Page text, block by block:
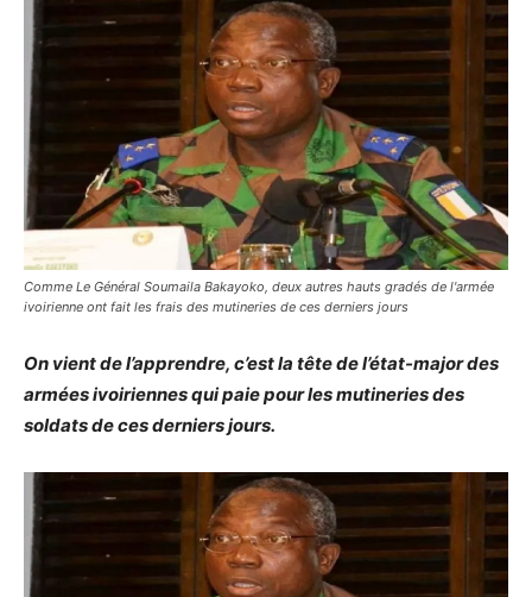
Comme Le Général Soumaila Bakayoko, deux autres hauts gradés de l'armée
ivoirienne ont fait les frais des mutineries de ces derniers jours
On vient de l’apprendre, c’est la tête de l’état-major des
armées ivoiriennes qui paie pour les mutineries des
soldats de ces derniers jours.